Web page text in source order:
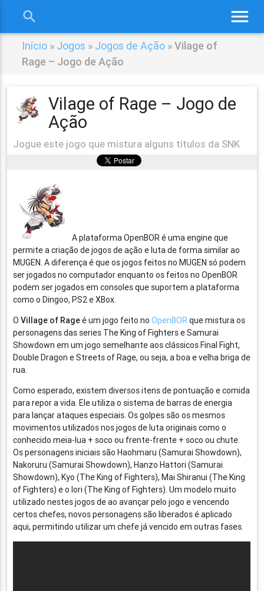
menu
search
Início » Jogos » Jogos de Ação »Vilage of
Rage – Jogo de Ação
Vilage of Rage – Jogo de
Ação
Jogue este jogo que mistura alguns títulos da SNK
A plataforma OpenBOR é uma engine que
permite a criação de jogos de ação e luta de forma similar ao
MUGEN. A diferença é que os jogos feitos no MUGEN só podem
ser jogados no computador enquanto os feitos no OpenBOR
podem ser jogados em consoles que suportem a plataforma
como o Dingoo, PS2 e XBox.
OVillage of Rageé um jogo feito noOpenBORque mistura os
personagens das series The King of Fighters e Samurai
Showdown em um jogo semelhante aos clássicos Final Fight,
Double Dragon e Streets of Rage, ou seja, a boa e velha briga de
rua.
Como esperado, existem diversos itens de pontuação e comida
para repor a vida. Ele utiliza o sistema de barras de energia
para lançar ataques especiais. Os golpes são os mesmos
movimentos utilizados nos jogos de luta originais como o
conhecido meia-lua + soco ou frente-frente + soco ou chute.
Os personagens iniciais são Haohmaru (Samurai Showdown),
Nakoruru (Samurai Showdown), Hanzo Hattori (Samurai
Showdown), Kyo (The King of Fighters), Mai Shiranui (The King
of Fighters) e o Iori (The King of Fighters). Um modelo muito
utilizado nestes jogos de ao avançar pelo jogo e vencendo
certos chefes, novos personagens são liberados é aplicado
aqui, permitindo utilizar um chefe já vencido em outras fases.